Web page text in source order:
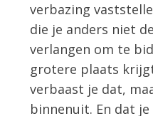
verbazing
die je anders niet
verlangen om te
grotere plaats
verbaast je dat,
binnenuit. En dat